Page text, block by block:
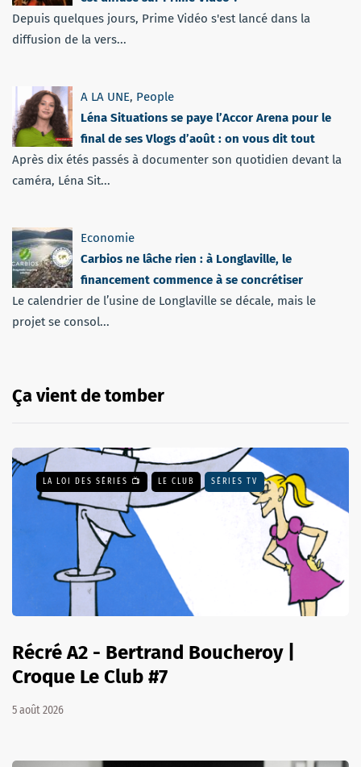
Depuis quelques jours, Prime Vidéo s'est lancé dans la
diffusion de la vers...
A LA UNE, People
Léna Situations se paye l’Accor Arena pour le
final de ses Vlogs d’août : on vous dit tout
Après dix étés passés à documenter son quotidien devant la
caméra, Léna Sit...
Economie
Carbios ne lâche rien : à Longlaville, le
financement commence à se concrétiser
Le calendrier de l’usine de Longlaville se décale, mais le
projet se consol...
Ça vient de tomber
LA LOI DES SÉRIES 📺 LE CLUB SÉRIES TV
Récré A2 - Bertrand Boucheroy |
Croque Le Club #7
5 août 2026